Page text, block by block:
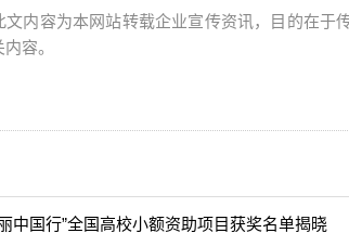
文内容为本网站转载企业宣传资讯，目的在于
容。
中国行”全国高校小额资助项目获奖名单揭晓